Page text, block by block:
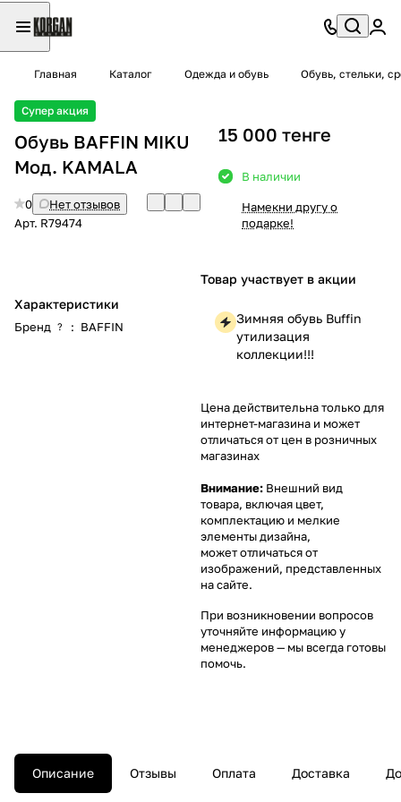
Главная Каталог Одежда и обувь Обувь, стельки,
Супер акция
Обувь BAFFIN MIKU
Мод. KAMALA
0
Нет отзывов
Арт. R79474
Характеристики
Бренд ? : BAFFIN
15 000 тенге
В наличии
Намекни другу о
подарке!
Товар участвует в акции
Зимняя обувь Buffin
утилизация
коллекции!!!
Цена действительна только для
интернет-магазина и может
отличаться от цен в розничных
магазинах
Внимание: Внешний вид
товара, включая цвет,
комплектацию и мелкие
элементы дизайна,
может отличаться от
изображений, представленных
на сайте.
При возникновении вопросов
уточняйте информацию у
менеджеров— мы всегда готовы
помочь.
Описание Отзывы Оплата Доставка